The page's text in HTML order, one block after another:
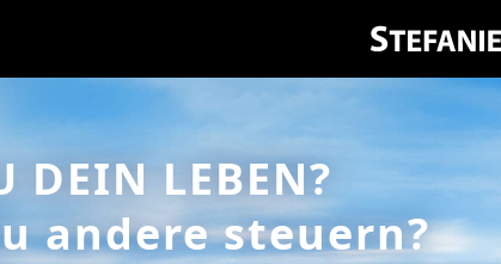
DEIN LEBEN?
andere steuern?